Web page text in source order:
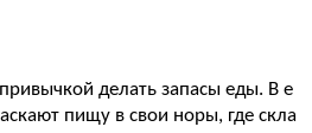
делать запасы еды. В е
пищу в свои норы, где скла